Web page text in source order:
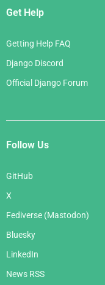
Get Help
Getting Help FAQ
Django Discord
Official Django Forum
Follow Us
GitHub
X
Fediverse (Mastodon)
Bluesky
LinkedIn
News RSS